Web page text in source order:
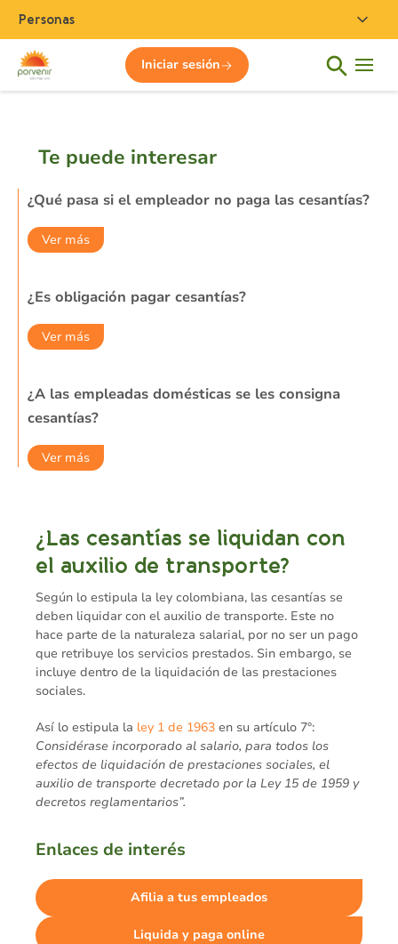
Personas
Iniciar sesión
Te puede interesar
¿Qué pasa si el empleador no paga las cesantías?
Ver más
¿Es obligación pagar cesantías?
Ver más
¿A las empleadas domésticas se les consigna
cesantías?
Ver más
¿Las cesantías se liquidan con
el auxilio de transporte?
Según lo estipula la ley colombiana, las cesantías se
deben liquidar con el auxilio de transporte. Este no
hace parte de la naturaleza salarial, por no ser un pago
que retribuye los servicios prestados. Sin embargo, se
incluye dentro de la liquidación de las prestaciones
sociales.
Así lo estipula la ley 1 de 1963 en su artículo 7°:
Considérase incorporado al salario, para todos los
efectos de liquidación de prestaciones sociales, el
auxilio de transporte decretado por la Ley 15 de 1959 y
decretos reglamentarios”.
Enlaces de interés
Afilia a tus empleados
Liquida y paga online